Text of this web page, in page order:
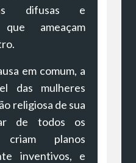
difusas e
que ameaçam
em comum, a
das mulheres
religiosa de sua
de todos os
planos
inventivos, e